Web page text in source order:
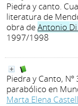
Piedra y canto.
literatura de
obra deAntonio Di
1997/1998
Piedra y Canto,
parabólico en
Marta Elena